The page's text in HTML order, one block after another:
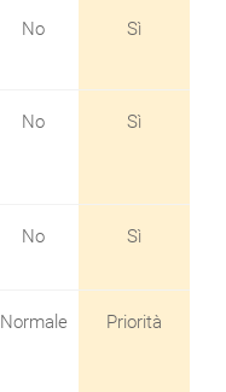
No Sì
No Sì
No Sì
Normale Priorità